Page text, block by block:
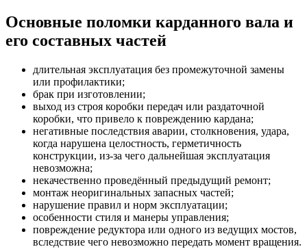
Основные поломки карданного вала и
его составных частей
длительная эксплуатация без промежуточной замены
или профилактики;
брак при изготовлении;
выход из строя коробки передач или раздаточной
коробки, что привело к повреждению кардана;
негативные последствия аварии, столкновения, удара,
когда нарушена целостность, герметичность
конструкции, из-за чего дальнейшая эксплуатация
невозможна;
некачественно проведённый предыдущий ремонт;
монтаж неоригинальных запасных частей;
нарушение правил и норм эксплуатации;
особенности стиля и манеры управления;
повреждение редуктора или одного из ведущих мостов,
вследствие чего невозможно передать момент вращения.